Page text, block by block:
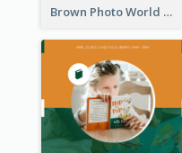
Brown Photo World Press Freedom Day Instagram Post